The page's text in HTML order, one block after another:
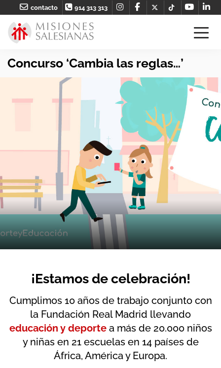
contacto 914 313 313
Concurso ‘Cambia las reglas…’
¡Estamos de celebración!
Cumplimos 10 años de trabajo conjunto con
la Fundación Real Madrid llevando
educación y deportea más de 20.000 niños
y niñas en 21 escuelas en 14 países de
África, América y Europa.